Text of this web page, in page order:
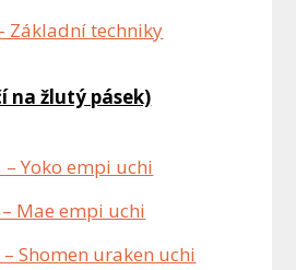
Základní techniky
na žlutý pásek)
– Yoko empi uchi
Mae empi uchi
Shomen uraken uchi